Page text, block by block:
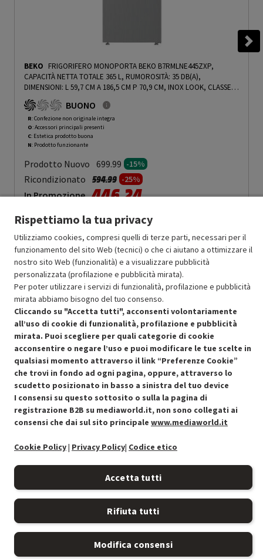
BEKO FRIGORIFERO MONOPORTA BEKO B7RMLNE445ZXP,
CAPACITÀ NETTA TOTALE 365 L, RUMOROSITÀ: 35 DB(A),
DIMENSIONI: L 59,7 CM A 186,5 CM P 70,9 CM, INOX LOOK, CLASSE D
- PRMG GRADING ROCN - 15%
BUONO
R: Confezione non originale integra
O: Accessori principali presenti
C: Estetica prodotto buona
N: Prodotto funzionante
Prodotto Nuovo 699.99 -15%
Ricondizionato Prezzo ridotto da
594.99a-25%
In Promozione 446.24
Aggiungi al carrello
OFFERTE IMPERDIBILI
Risparmio garantito rispetto al corrispondente prodotto nuovo.
Condizioni generali di vendita
Cookie Policy
Preferenze cookie
Informativa privacy
Recedere dal contratto qui
Rispettiamo la tua privacy
Utilizziamo cookies, compresi quelli di terze parti, necessari per il
funzionamento del sito Web (tecnici) o che ci aiutano a ottimizzare il
nostro sito Web (funzionalità) e a visualizzare pubblicità
personalizzata (profilazione e pubblicità mirata).
Per poter utilizzare i servizi di funzionalità, profilazione e pubblicità
mirata abbiamo bisogno del tuo consenso.
Cliccando su "Accetta tutti", acconsenti volontariamente
all’uso di cookie di funzionalità, profilazione e pubblicità
mirata. Puoi scegliere per quali categorie di cookie
acconsentire o negare l’uso e puoi modificare le tue scelte in
qualsiasi momento attraverso il link “Preferenze Cookie”
che trovi in fondo ad ogni pagina, oppure, attraverso lo
scudetto posizionato in basso a sinistra del tuo device
I consensi su questo sottosito o sulla la pagina di
registrazione B2B su mediaworld.it, non sono collegati ai
consensi che dai sul sito principale www.mediaworld.it
Cookie Policy| Privacy Policy| Codice etico
Accetta tutti
Rifiuta tutti
Modifica consensi